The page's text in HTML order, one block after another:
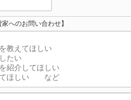
へのお問い合わせ】